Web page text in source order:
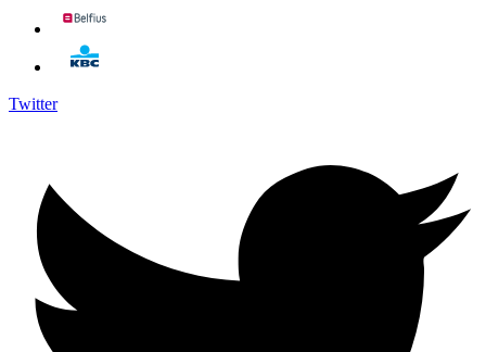
Twitter